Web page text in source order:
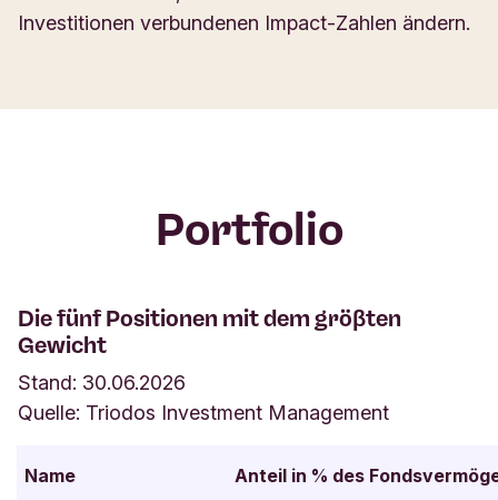
Investitionen verbundenen Impact-Zahlen ändern.
Portfolio
Die fünf Positionen mit dem gröβten
Gewicht
Stand: 30.06.2026
Quelle: Triodos Investment Management
Name Anteil in % des